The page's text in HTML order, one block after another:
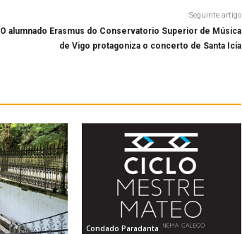
Seguinte artigo
O alumnado Erasmus do Conservatorio Superior de Música
de Vigo protagoniza o concerto de Santa Icía
Condado Paradanta